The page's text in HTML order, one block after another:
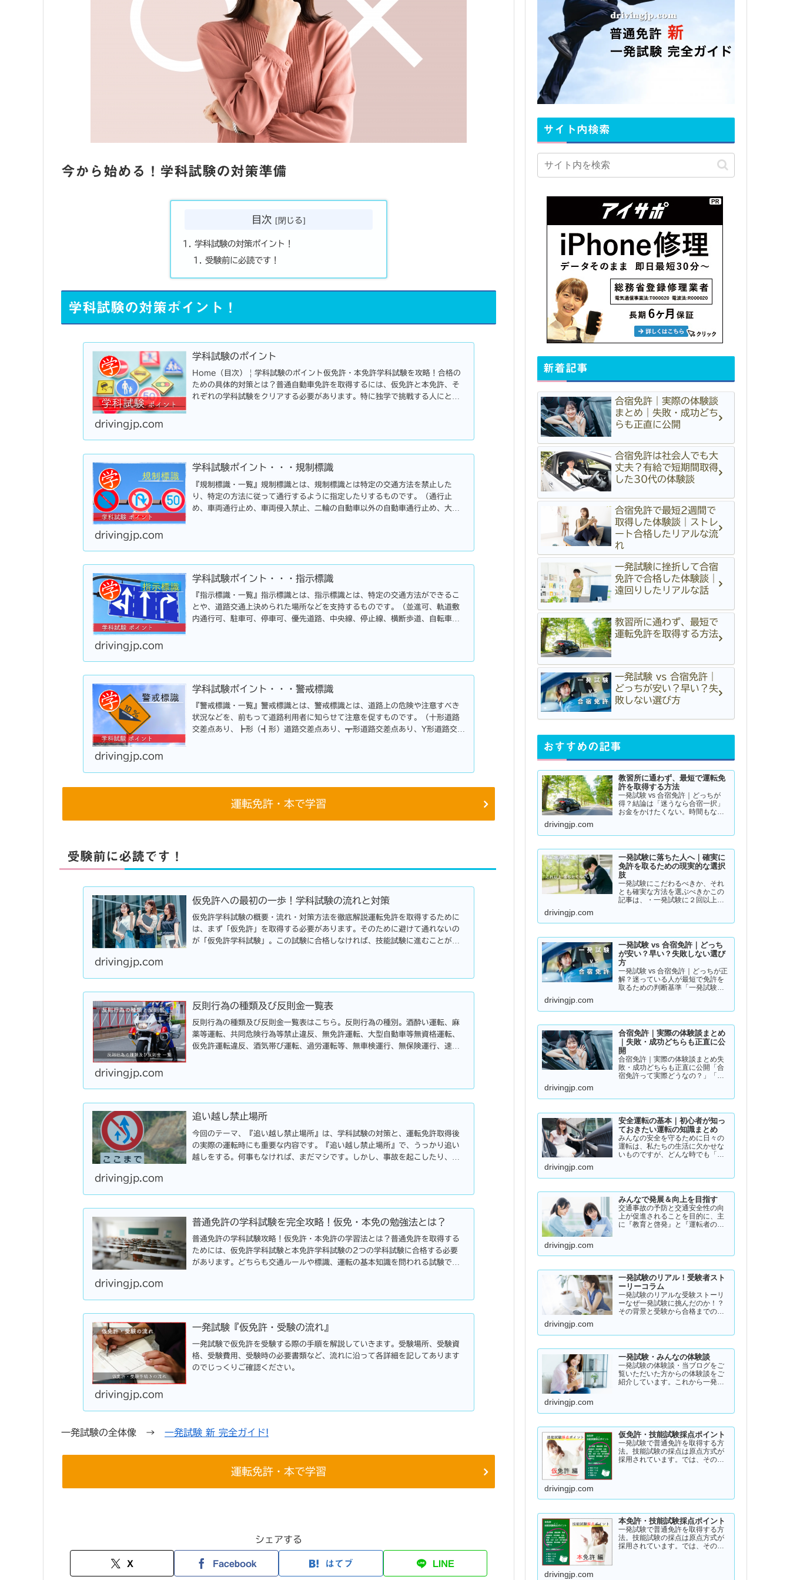
今から始める！学科試験の対策準備
目次
学科試験の対策ポイント！
受験前に必読です！
学科試験の対策ポイント！
学科試験のポイント
Home（目次） | 学科試験のポイント仮免許・本免許学科試験を攻略！合格の
ための具体的対策とは？普通自動車免許を取得するには、仮免許と本免許、そ
れぞれの学科試験をクリアする必要があります。特に独学で挑戦する人にとっ
drivingjp.com
学科試験ポイント・・・規制標識
『規制標識・一覧』規制標識とは、規制標識とは特定の交通方法を禁止した
り、特定の方法に従って通行するように指定したりするものです。（通行止
め、車両通行止め、車両侵入禁止、二輪の自動車以外の自動車通行止め、大型
drivingjp.com
学科試験ポイント・・・指示標識
『指示標識・一覧』指示標識とは、指示標識とは、特定の交通方法ができるこ
とや、道路交通上決められた場所などを支持するものです。（並進可、軌道敷
内通行可、駐車可、停車可、優先道路、中央線、停止線、横断歩道、自転車横
drivingjp.com
学科試験ポイント・・・警戒標識
『警戒標識・一覧』警戒標識とは、警戒標識とは、道路上の危険や注意すべき
状況などを、前もって道路利用者に知らせて注意を促すものです。（十形道路
交差点あり、┣形（┫形）道路交差点あり、┳形道路交差点あり、Y形道路交差
drivingjp.com
運転免許・本で学習
受験前に必読です！
仮免許への最初の一歩！学科試験の流れと対策
仮免許学科試験の概要・流れ・対策方法を徹底解説運転免許を取得するために
は、まず「仮免許」を取得する必要があります。そのために避けて通れないの
が「仮免許学科試験」。この試験に合格しなければ、技能試験に進むことがで
drivingjp.com
反則行為の種類及び反則金一覧表
反則行為の種類及び反則金一覧表はこちら。反則行為の種別。酒酔い運転、麻
薬等運転、共同危険行為等禁止違反、無免許運転、大型自動車等無資格運転、
仮免許運転違反、酒気帯び運転、過労運転等、無車検運行、無保険運行、速度
drivingjp.com
追い越し禁止場所
今回のテーマ、『追い越し禁止場所』は、学科試験の対策と、運転免許取得後
の実際の運転時にも重要な内容です。『追い越し禁止場所』で、うっかり追い
越しをする。何事もなければ、まだマシです。しかし、事故を起こしたり、事
drivingjp.com
普通免許の学科試験を完全攻略！仮免・本免の勉強法とは？
普通免許の学科試験攻略！仮免許・本免許の学習法とは？普通免許を取得する
ためには、仮免許学科試験と本免許学科試験の2つの学科試験に合格する必要
があります。どちらも交通ルールや標識、運転の基本知識を問われる試験です
drivingjp.com
一発試験『仮免許・受験の流れ』
一発試験で仮免許を受験する際の手順を解説していきます。受験場所、受験資
格、受験費用、受験時の必要書類など、流れに沿って各詳細を記してあります
のでじっくりご確認ください。
drivingjp.com
一発試験の全体像 → 一発試験 新 完全ガイド!
運転免許・本で学習
シェアする
X Facebook はてブ LINE
サイト内検索
新着記事
合宿免許｜実際の体験談
まとめ｜失敗・成功どち
らも正直に公開
合宿免許は社会人でも大
丈夫？有給で短期間取得
した30代の体験談
合宿免許で最短2週間で
取得した体験談｜ストレ
ート合格したリアルな流
れ
一発試験に挫折して合宿
免許で合格した体験談｜
遠回りしたリアルな話
教習所に通わず、最短で
運転免許を取得する方法
一発試験 vs 合宿免許｜
どっちが安い？早い？失
敗しない選び方
おすすめの記事
教習所に通わず、最短で運転免
許を取得する方法
一発試験 vs 合宿免許｜どっちが
得？結論は「迷うなら合宿一択」
お金をかけたくない。時間もな
た。👉 まずは結論から【結論】教
実質この2つです。・一発試験…
drivingjp.com
一発試験に落ちた人へ｜確実に
免許を取るための現実的な選択
肢
一発試験にこだわるべきか、それ
とも確実な方法を選ぶべきかこの
記事は、・一発試験に２回以上落
ているそんな方に向けて書いてい
ると、・さらに何回も落ちる・
数…
drivingjp.com
一発試験 vs 合宿免許｜どっち
が安い？早い？失敗しない選び
方
一発試験 vs 合宿免許｜どっちが正
解？迷っている人が最短で免許を
取るための判断基準「一発試験と
たくない…」免許の取り方で迷っ
から言うと、人によって最適…
drivingjp.com
合宿免許｜実際の体験談まとめ
｜失敗・成功どちらも正直に公
開
合宿免許｜実際の体験談まとめ失
敗・成功どちらも正直に公開「合
宿免許って実際どうなの？」「ち
を持っている方に向けて、実際の
めました。結論から言うと👇👉 …
drivingjp.com
安全運転の基本｜初心者が知っ
ておきたい運転の知識まとめ
みんなの安全を守るために日々の
運転は、私たちの生活に欠かせな
いものですが、どんな時でも「安
に変化しており、思わぬ危険が潜
ドの出し過ぎや注意力の低下、
小…
drivingjp.com
みんなで発展＆向上を目指す
交通事故の予防と交通安全性の向
上が促進されることを目的に、主
に『教育と啓発』と『運転者の意
drivingjp.com
一発試験のリアル！受験者スト
ーリーコラム
一発試験のリアルな受験ストーリ
ーなぜ一発試験に挑んだのか！？
その背景と受験から合格までのリ
→ 一発試験 新 完全ガイド!
drivingjp.com
一発試験・みんなの体験談
一発試験の体験談・当ブログをご
覧いただいた方からの体験談をご
紹介しています。これから一発試
ていただけたら幸いです。
drivingjp.com
仮免許・技能試験採点ポイント
一発試験で普通免許を取得する方
法。技能試験の採点は原点方式が
採用されています。では、その際
点基準と具体的な減点数をまとめ
drivingjp.com
本免許・技能試験採点ポイント
一発試験で普通免許を取得する方
法。技能試験の採点は原点方式が
採用されています。では、その際
drivingjp.com